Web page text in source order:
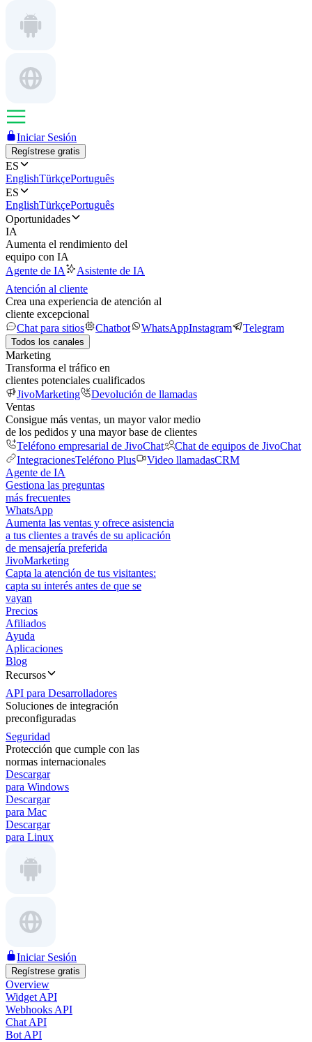
Iniciar Sesión
Regístrese gratis
ES
EnglishTürkçePortuguês
ES
EnglishTürkçePortuguês
Oportunidades
IA
Aumenta el rendimiento del
equipo con IA
Agente de IA
Asistente de IA
Atención al cliente
Crea una experiencia de atención al
cliente excepcional
Chat para sitios
Chatbot WhatsAppInstagram Telegram
Todos los canales
Marketing
Transforma el tráfico en
clientes potenciales cualificados
JivoMarketing
Devolución de llamadas
Ventas
Consigue más ventas, un mayor valor medio
de los pedidos y una mayor base de clientes
Teléfono empresarial de JivoChat
Chat de equipos de JivoChat
IntegracionesTeléfono Plus Video llamadasCRM
Agente de IA
Gestiona las preguntas
más frecuentes
WhatsApp
Aumenta las ventas y ofrece asistencia
a tus clientes a través de su aplicación
de mensajería preferida
JivoMarketing
Capta la atención de tus visitantes:
capta su interés antes de que se
vayan
Precios
Afiliados
Ayuda
Aplicaciones
Blog
Recursos
API para Desarrolladores
Soluciones de integración
preconfiguradas
Seguridad
Protección que cumple con las
normas internacionales
Descargar
para Windows
Descargar
para Mac
Descargar
para Linux
Iniciar Sesión
Regístrese gratis
Overview
Widget API
Webhooks API
Chat API
Bot API